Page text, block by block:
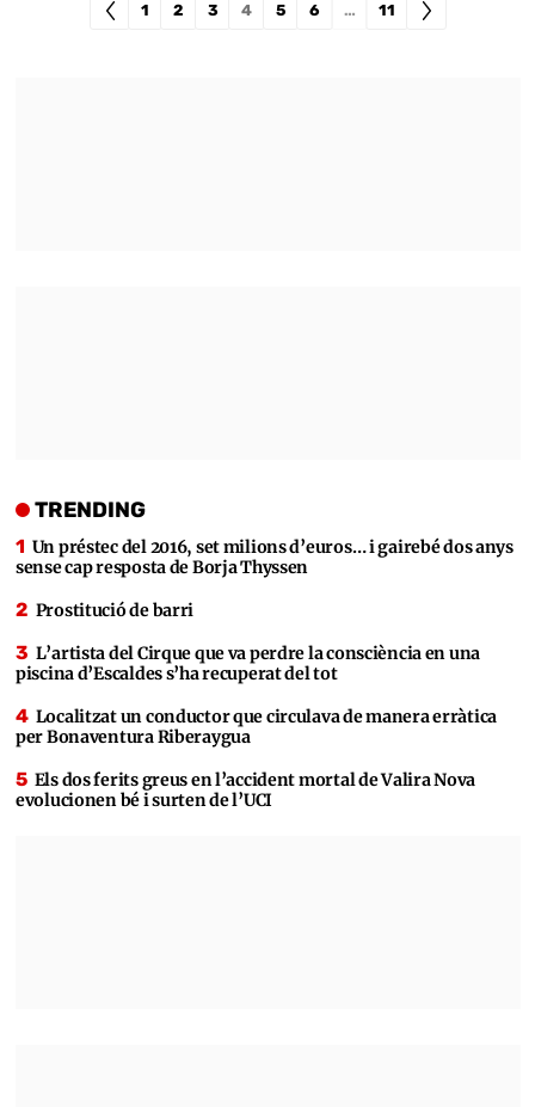
1 2 3 4 5 6 … 11
TRENDING
Un préstec del 2016, set milions d’euros… i gairebé dos anys
sense cap resposta de Borja Thyssen
Prostitució de barri
L’artista del Cirque que va perdre la consciència en una
piscina d’Escaldes s’ha recuperat del tot
Localitzat un conductor que circulava de manera erràtica
per Bonaventura Riberaygua
Els dos ferits greus en l’accident mortal de Valira Nova
evolucionen bé i surten de l’UCI